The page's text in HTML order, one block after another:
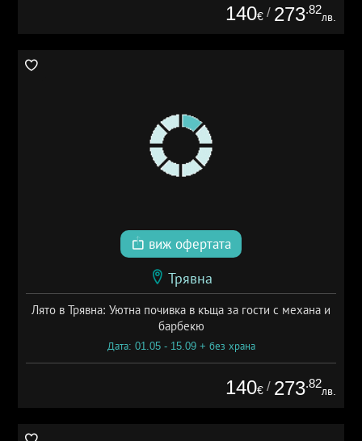
140€ / 273.82
лв.
виж офертата
Трявна
Лято в Трявна: Уютна почивка в къща за гости с механа и
барбекю
Дата: 01.05 - 15.09 + без храна
140€ / 273.82
лв.